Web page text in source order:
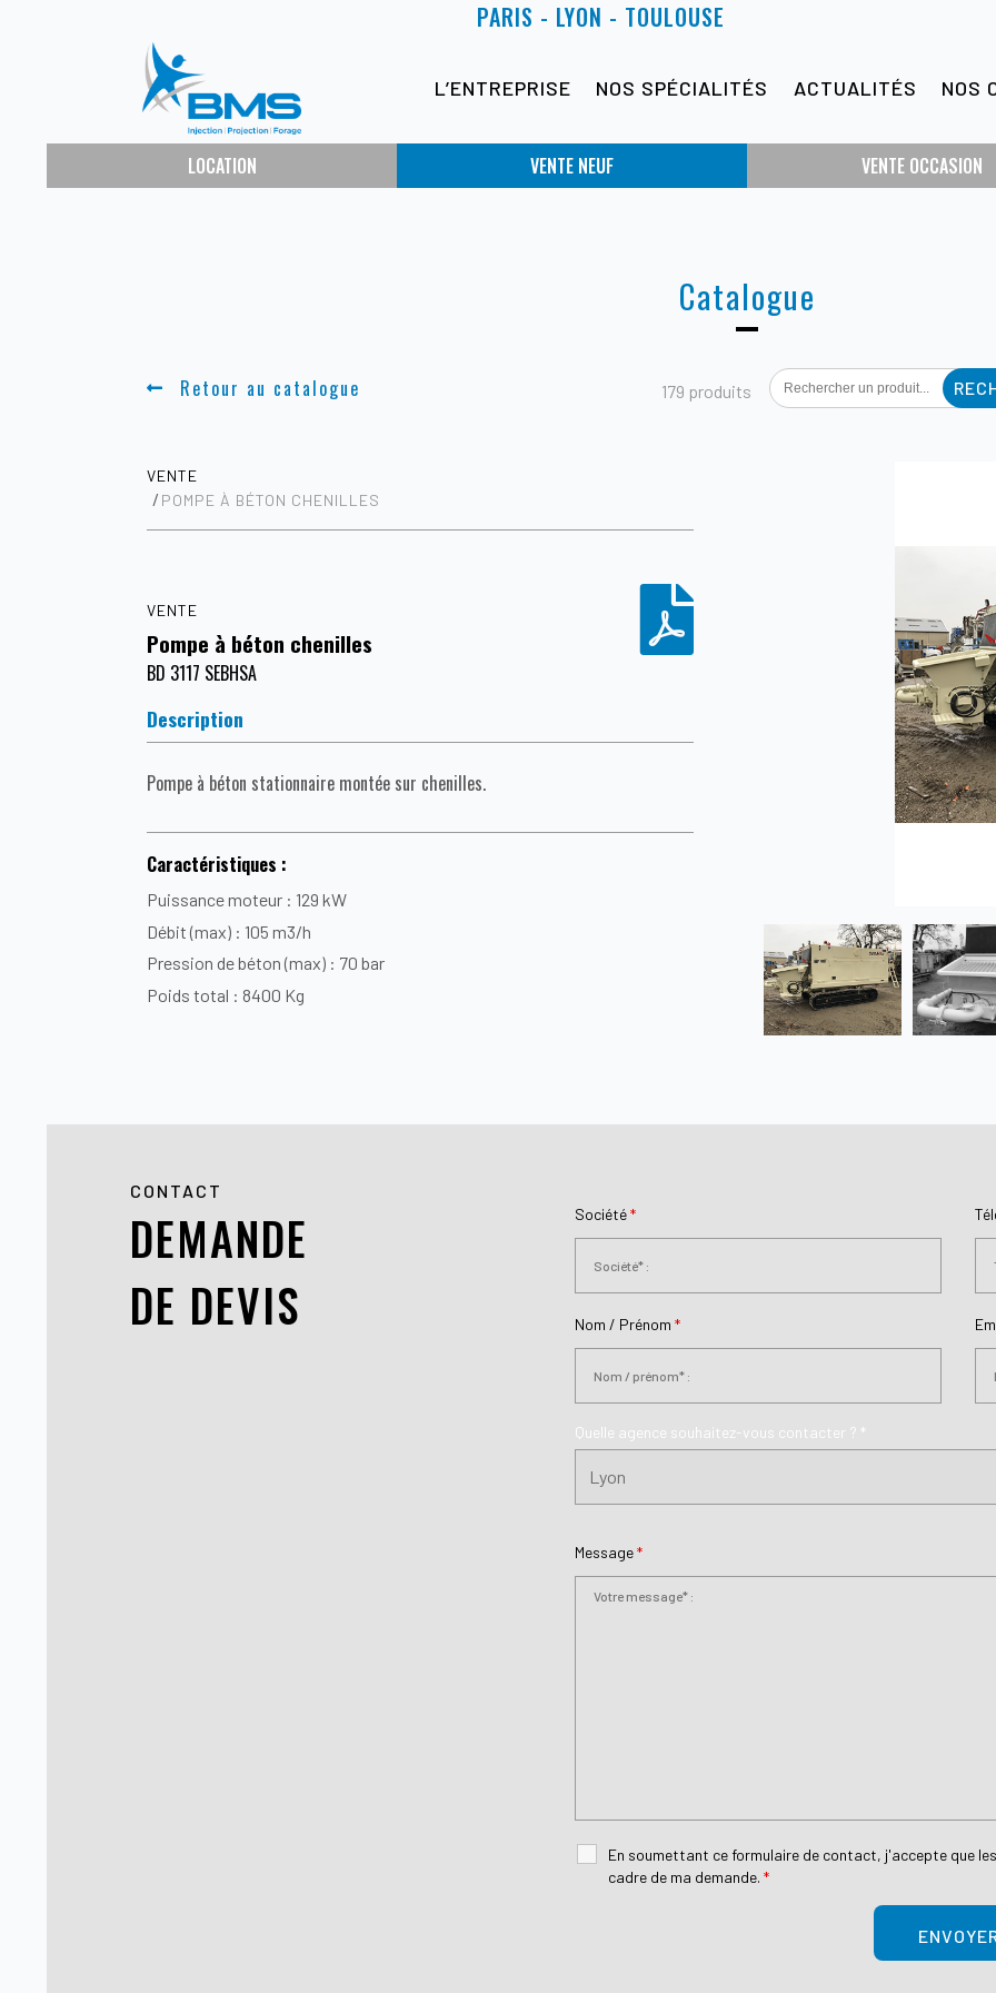
PARIS - LYON - TOULOUSE
L’ENTREPRISE NOS SPÉCIALITÉS ACTUALITÉS NOS
LOCATION VENTE NEUF VENTE OCCASION
Catalogue
Retour au catalogue 179 produits
Search
for:
VENTE
POMPE À BÉTON CHENILLES
VENTE
Pompe à béton chenilles
BD 3117 SEBHSA
Description
Pompe à béton stationnaire montée sur chenilles.
Caractéristiques :
Puissance moteur : 129 kW
Débit (max) : 105 m3/h
Pression de béton (max) : 70 bar
Poids total : 8400 Kg
CONTACT
DEMANDE
DE DEVIS
Société*
Nom / Prénom *
Quelle agence souhaitez-vous contacter ? *
Message*
En soumettant ce formulaire de contact, j'accepte que
cadre de ma demande. *